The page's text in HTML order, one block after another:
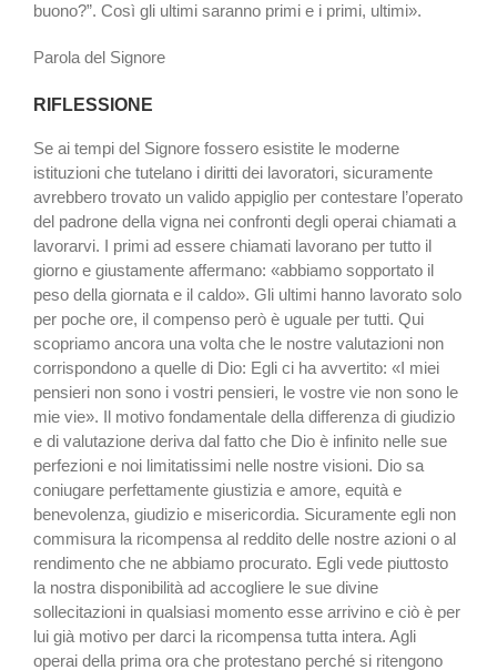
buono?”. Così gli ultimi saranno primi e i primi, ultimi».
Parola del Signore
RIFLESSIONE
Se ai tempi del Signore fossero esistite le moderne
istituzioni che tutelano i diritti dei lavoratori, sicuramente
avrebbero trovato un valido appiglio per contestare l’operato
del padrone della vigna nei confronti degli operai chiamati a
lavorarvi. I primi ad essere chiamati lavorano per tutto il
giorno e giustamente affermano: «abbiamo sopportato il
peso della giornata e il caldo». Gli ultimi hanno lavorato solo
per poche ore, il compenso però è uguale per tutti. Qui
scopriamo ancora una volta che le nostre valutazioni non
corrispondono a quelle di Dio: Egli ci ha avvertito: «I miei
pensieri non sono i vostri pensieri, le vostre vie non sono le
mie vie». Il motivo fondamentale della differenza di giudizio
e di valutazione deriva dal fatto che Dio è infinito nelle sue
perfezioni e noi limitatissimi nelle nostre visioni. Dio sa
coniugare perfettamente giustizia e amore, equità e
benevolenza, giudizio e misericordia. Sicuramente egli non
commisura la ricompensa al reddito delle nostre azioni o al
rendimento che ne abbiamo procurato. Egli vede piuttosto
la nostra disponibilità ad accogliere le sue divine
sollecitazioni in qualsiasi momento esse arrivino e ciò è per
lui già motivo per darci la ricompensa tutta intera. Agli
operai della prima ora che protestano perché si ritengono